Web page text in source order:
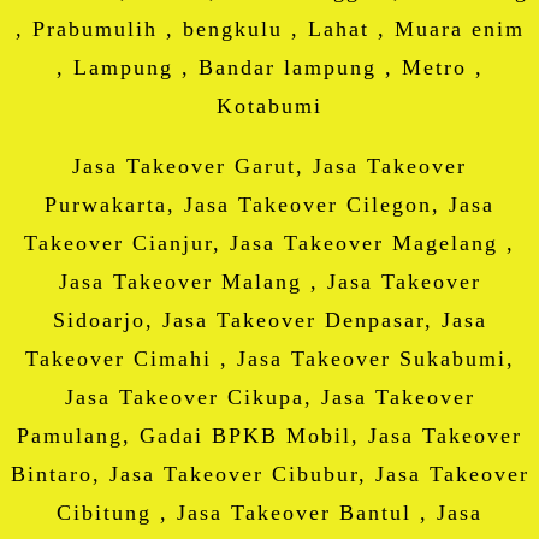
, Prabumulih , bengkulu , Lahat , Muara enim
, Lampung , Bandar lampung , Metro ,
Kotabumi
Jasa Takeover Garut, Jasa Takeover
Purwakarta, Jasa Takeover Cilegon, Jasa
Takeover Cianjur, Jasa Takeover Magelang ,
Jasa Takeover Malang , Jasa Takeover
Sidoarjo, Jasa Takeover Denpasar, Jasa
Takeover Cimahi , Jasa Takeover Sukabumi,
Jasa Takeover Cikupa, Jasa Takeover
Pamulang, Gadai BPKB Mobil, Jasa Takeover
Bintaro, Jasa Takeover Cibubur, Jasa Takeover
Cibitung , Jasa Takeover Bantul , Jasa